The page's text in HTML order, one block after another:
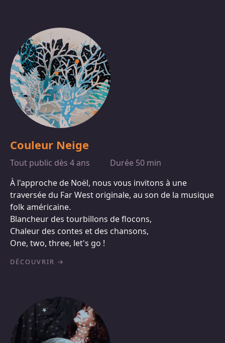
Couleur Neige
Tout public dès 4 ans
Durée 50 min
À l'approche de Noël, nous vous invitons à une
traversée du Far West originale, au son de la musique
folk américaine.
Blancheur des tourbillons de flocons,
Chaleur des contes et des chansons,
One, two, three, let's go !
DÉCOUVRIR